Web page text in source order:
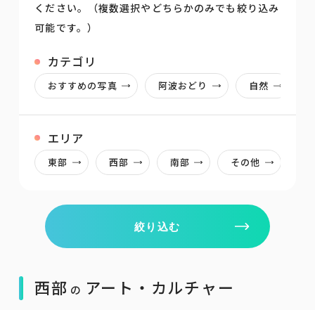
ください。（複数選択やどちらかのみでも絞り込み
可能です。）
カテゴリ
おすすめの写真 阿波おどり 自然
エリア
東部 西部 南部 その他
絞り込む
西部 の アート・カルチャー